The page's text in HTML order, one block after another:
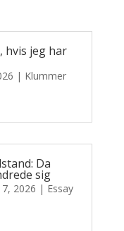
hvis jeg har
| Klummer
Da
sig
2026 | Essay